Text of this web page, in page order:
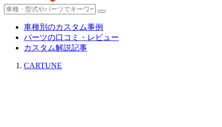
車種別のカスタム事例
パーツの口コミ・レビュー
カスタム解説記事
CARTUNE